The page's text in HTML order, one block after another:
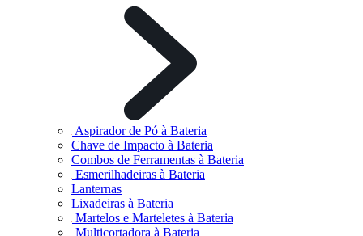
Aspirador de Pó à Bateria
Chave de Impacto à Bateria
Combos de Ferramentas à Bateria
Esmerilhadeiras à Bateria
Lanternas
Lixadeiras à Bateria
Martelos e Marteletes à Bateria
Multicortadora à Bateria